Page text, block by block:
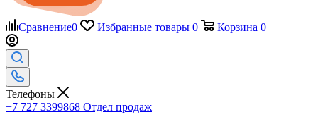
Сравнение0 Избранные товары 0 Корзина 0
Телефоны
+7 727 3399868 Отдел продаж